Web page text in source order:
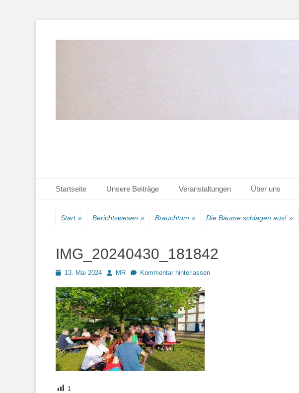
Heimathaus Hollager Hof
Primäres Menü
Inhalt
Startseite Unsere Beiträge Veranstaltungen Über uns
InhaltStart » Berichtswesen » Brauchtum » Die Bäume schlagen aus! »
IMG_20240430_181842
Posted13. Mai 2024 AutorMR Kommentar hinterlassen
1